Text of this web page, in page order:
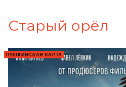
Старый орёл
ПУШКИНСКАЯ КАРТА